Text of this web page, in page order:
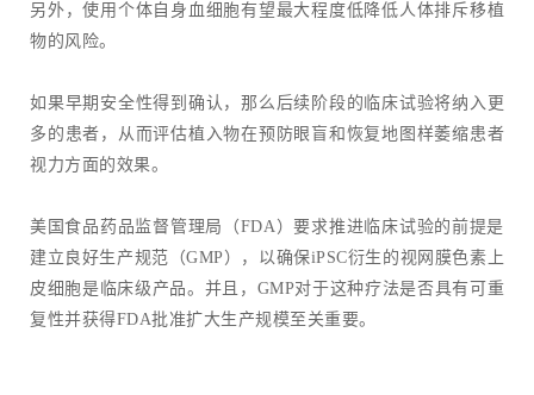
另外，使用个体自身血细胞有望最大程度低降低人体排斥移植
物的风险。
如果早期安全性得到确认，那么后续阶段的临床试验将纳入更
多的患者，从而评估植入物在预防眼盲和恢复地图样萎缩患者
视力方面的效果。
美国食品药品监督管理局（FDA）要求推进临床试验的前提是
建立良好生产规范（GMP），以确保iPSC衍生的视网膜色素上
皮细胞是临床级产品。并且，GMP对于这种疗法是否具有可重
复性并获得FDA批准扩大生产规模至关重要。